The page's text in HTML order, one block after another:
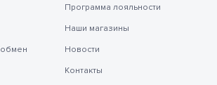
обмен
Программа лояльности
Наши магазины
Новости
Контакты